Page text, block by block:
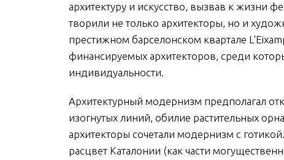
архитектуру и искусство, вызвав к жизни
творили не только архитекторы, но и
престижном барселонском квартале
финансируемых архитекторов, среди
индивидуальности.
Архитектурный модернизм предполагал
изогнутых линий, обилие растительных
архитекторы сочетали модернизм с
расцвет Каталонии (как части